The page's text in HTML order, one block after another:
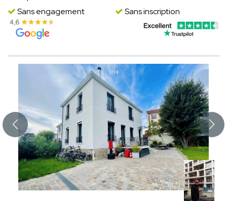
Sans engagement
Sans inscription